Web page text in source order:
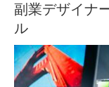
副業デザイナ
ル